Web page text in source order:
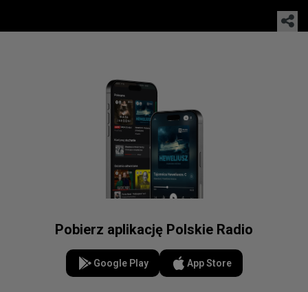
Pobierz aplikację Polskie Radio
Google Play App Store